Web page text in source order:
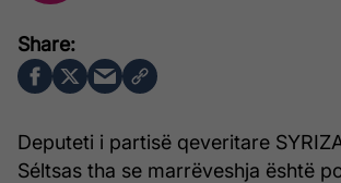
Deputeti i partisë qeveritare
Séltsas tha se marrëveshja është